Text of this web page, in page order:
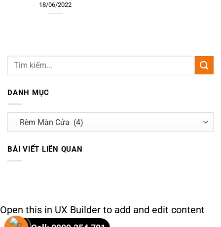
18/06/2022
DANH MỤC
BÀI VIẾT LIÊN QUAN
Open this in UX Builder to add and edit content